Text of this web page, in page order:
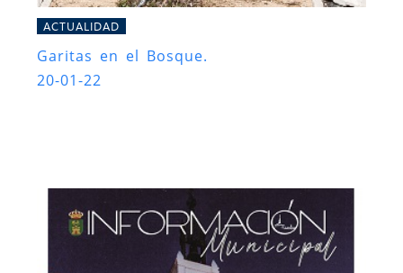
ACTUALIDAD
Garitas en el Bosque.
20-01-22